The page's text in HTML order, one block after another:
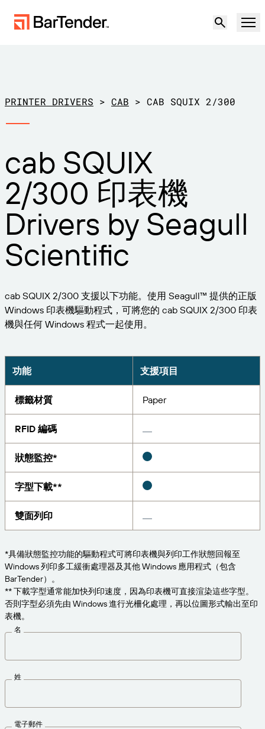
BarTender 標籤功能
標籤功能
建立
列印
物品和庫存追蹤
資產追蹤功能
查詢
報告
產品
定價
歡迎免費試用
解決方案
使用案例
製造業
倉儲
零售
運輸與物流
按產業搜尋
化學品
食品及飲料
醫材
製藥
透過解決方案
供應商標籤管理
解決方案概觀
下載印表機驅動程式
支援方案
成功案例
部落格
網路研討會
研究報告
關於我們
職涯
新聞中心
合作夥伴
成為合作夥伴
擴大企業規模。為客戶提供更多服務。與 BarTender
價和服務。
合作夥伴入口網站
作夥伴入口網站。
支援
支援中心
取得 BarTender 知識庫的說明、常見問題解答，還有
操作方法文章。
提交支援請求，取得目前提供支援的 BarTender 產品
技術協助。
為業務需求適時取得支援。
歡迎免費試用
Chinese (Traditional, Taiwan) 登入
合作夥伴入口網站
BarTender Cloud
Seagull Software
PRINTER DRIVERS > CAB > CAB SQUIX 2/300
cab SQUIX
2/300 印表機
Drivers by Seagull
Scientific
cab SQUIX 2/300 支援以下功能。使用 Seagull™ 提供的正版
Windows 印表機驅動程式，可將您的 cab SQUIX 2/300 印表
機與任何 Windows 程式一起使用。
功能 支援項目
標籤材質 Paper
RFID 編碼
狀態監控*
字型下載**
雙面列印
*具備狀態監控功能的驅動程式可將印表機與列印工作狀態回報至
Windows 列印多工緩衝處理器及其他 Windows 應用程式（包含
BarTender）。
** 下載字型通常能加快列印速度，因為印表機可直接渲染這些字型。
否則字型必須先由 Windows 進行光柵化處理，再以位圖形式輸出至印
表機。
名
姓
電子郵件